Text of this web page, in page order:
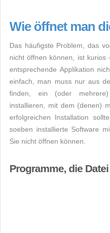
Wie öffnet man
Das häufigste Problem, das
nicht öffnen können, ist
entsprechende Applikation
einfach, man muss nur aus
finden, ein (oder
installieren, mit dem (denen)
erfolgreichen Installation
soeben installierte Software
Sie nicht öffnen können.
Programme, die